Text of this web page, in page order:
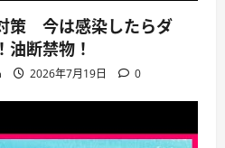
策 今は感染したらダ
油断禁物！
2026年7月19日 0